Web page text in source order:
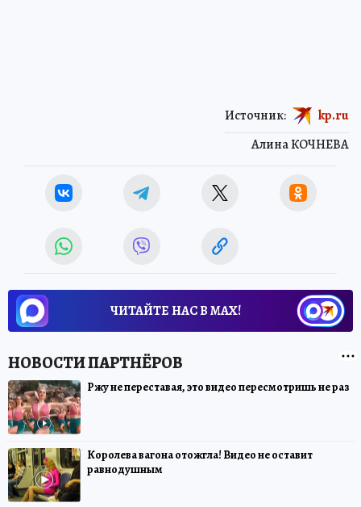
Алина КОЧНЕВА
Источник: kp.ru
ЧИТАЙТЕ НАС В МАХ!
Ржу не переставая, это видео пересмотришь не раз
Королева вагона отожгла! Видео не оставит
равнодушным